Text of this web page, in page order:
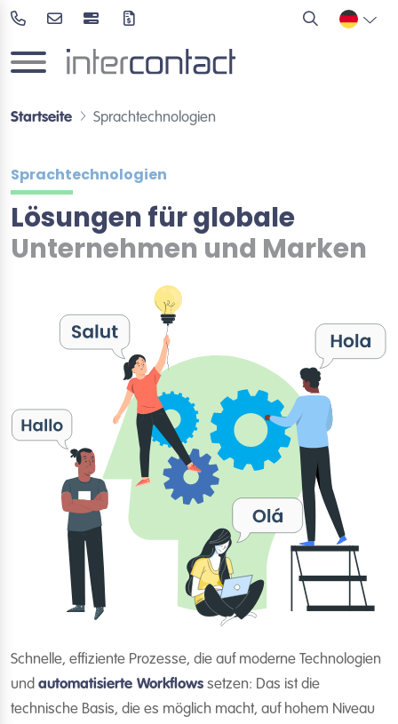
Startseite Sprachtechnologien
Sprachtechnologien
Lösungen für globale
Unternehmen und Marken
Schnelle, effiziente Prozesse, die auf moderne Technologien
und automatisierte Workflows setzen: Das ist die
technische Basis, die es möglich macht, auf hohem Niveau